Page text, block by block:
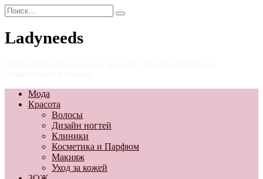
Перейти
к
содержанию
Search
for:
Ladyneeds
Мода
Красота
Волосы
Дизайн ногтей
Клиники
Косметика и Парфюм
Макияж
Уход за кожей